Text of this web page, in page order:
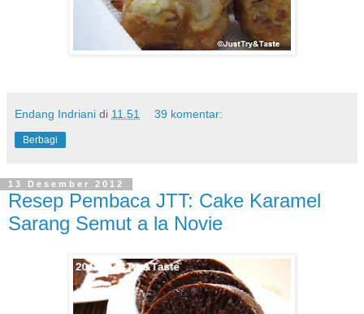
Endang Indriani di 11.51 39 komentar:
Berbagi
13 Desember 2012
Resep Pembaca JTT: Cake Karamel
Sarang Semut a la Novie